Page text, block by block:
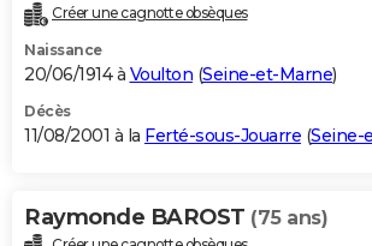
Créer une cagnotte obsèques
Naissance
20/06/1914 à Voulton (Seine-et-Marne)
Décès
11/08/2001 à la Ferté-sous-Jouarre (Seine-
Raymonde BAROST (75 ans)